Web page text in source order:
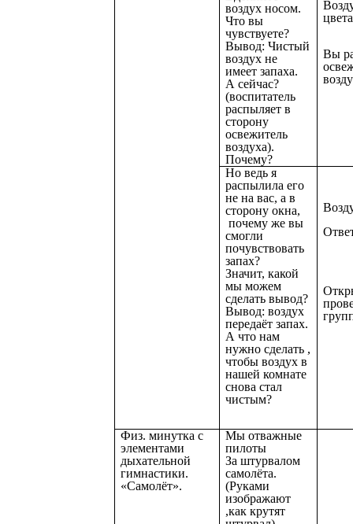
воздух носом.
Что вы
чувствуете?
Вывод: Чистый
воздух не
имеет запаха.
А сейчас?
(воспитатель
распыляет в
сторону
освежитель
воздуха).
Почему?
Вы
Но ведь я
распылила его
не на вас, а в
сторону окна,
почему же вы
смогли
почувствовать
запах?
Значит, какой
мы можем
сделать вывод?
Вывод: воздух
передаёт запах.
А что нам
нужно сделать ,
чтобы воздух в
нашей комнате
снова стал
чистым?
Физ. минутка с
элементами
дыхательной
гимнастики.
«Самолёт».
Мы отважные
пилоты
За штурвалом
самолёта.
(Руками
изображают
,как крутят